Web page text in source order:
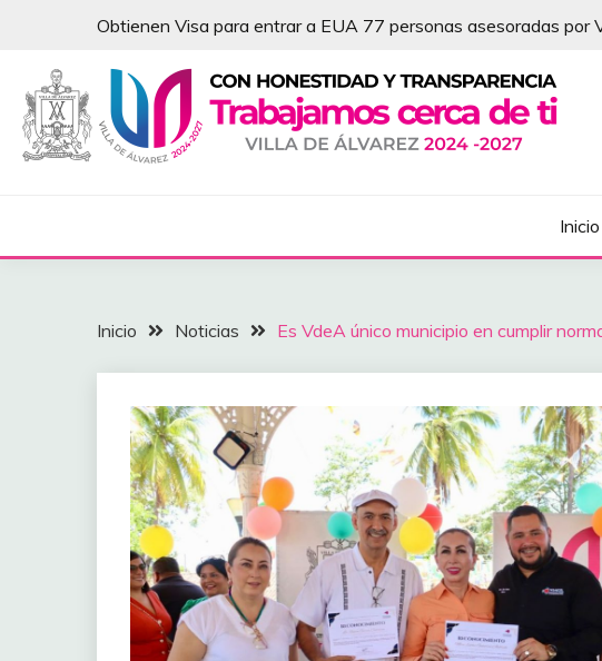
contenido
Obtienen Visa para entrar a EUA 77 personas asesoradas por
NOTICIAS – VILLA DEL Inicio
Inicio Noticias Es VdeA único municipio en cumplir